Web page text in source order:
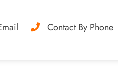
Contact By Phone